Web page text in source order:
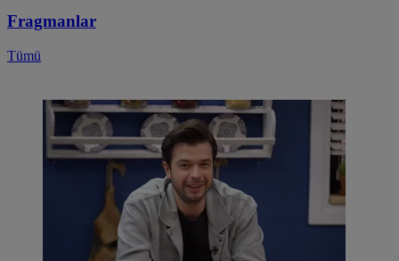
Fragmanlar
Tümü